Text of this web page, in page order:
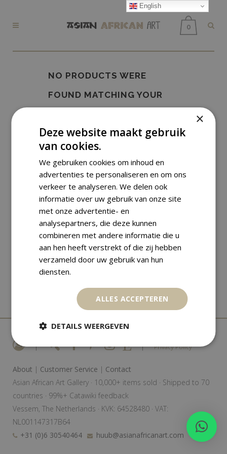
0
NO PRODUCTS WERE
FOUND MATCHING YOUR
| | Privacy Policy
About | Customer Service | Contact
Asian African Art Gallery · 10,000+ items sold · Shipped to 70
countries · 99%+ Catawiki feedback
Vessem, The Netherlands · KVK: 64528480 · VAT:
NL001147317B64
+31 (0)6 30540464
huub@asianafricanart.com
English
×
Deze website maakt gebruik
van cookies.
We gebruiken cookies om inhoud en
advertenties te personaliseren en om ons
verkeer te analyseren. We delen ook
informatie over uw gebruik van onze site
met onze advertentie- en
analysepartners, die deze kunnen
combineren met andere informatie die u
aan hen heeft verstrekt of die zij hebben
verzameld door uw gebruik van hun
diensten.
ALLES ACCEPTEREN
DETAILS WEERGEVEN